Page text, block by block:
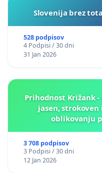
Slovenija brez
528 podpisov
4 Podpisi / 30 dni
31 Jan 2026
Prihodnost Križank
jasen,
oblikovanju
3 708 podpisov
3 Podpisi / 30 dni
12 Jan 2026